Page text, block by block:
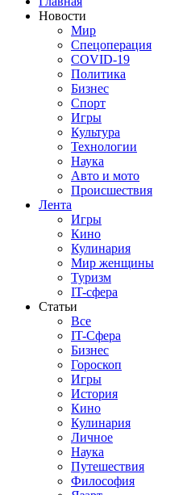
Новости
Мир
Спецоперация
COVID-19
Политика
Бизнес
Спорт
Игры
Культура
Технологии
Наука
Авто и мото
Происшествия
Лента
Игры
Кино
Кулинария
Мир женщины
Туризм
IT-сфера
Статьи
Все
IT-Сфера
Бизнес
Гороскоп
Игры
История
Кино
Кулинария
Личное
Наука
Путешествия
Философия